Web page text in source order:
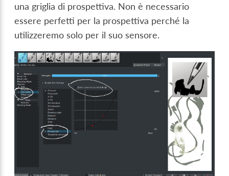
una griglia di prospettiva. Non è necessario
essere perfetti per la prospettiva perché la
utilizzeremo solo per il suo sensore.